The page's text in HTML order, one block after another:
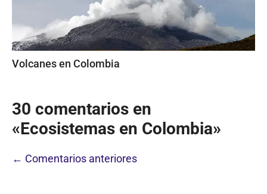
Volcanes en Colombia
30 comentarios en
«Ecosistemas en Colombia»
Navegación
← Comentarios anteriores